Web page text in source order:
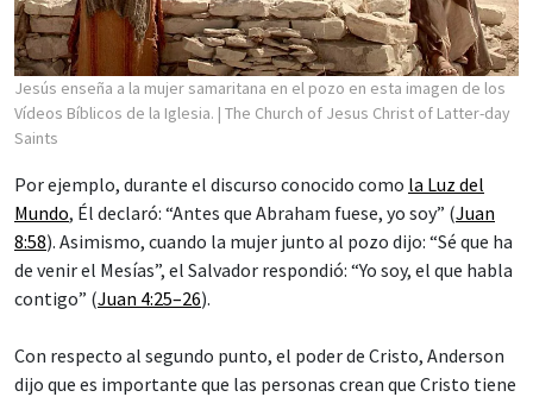
Jesús enseña a la mujer samaritana en el pozo en esta imagen de los
Vídeos Bíblicos de la Iglesia. | The Church of Jesus Christ of Latter-day
Saints
Por ejemplo, durante el discurso conocido como la Luz del
Mundo, Él declaró: “Antes que Abraham fuese, yo soy” (Juan
8:58). Asimismo, cuando la mujer junto al pozo dijo: “Sé que ha
de venir el Mesías”, el Salvador respondió: “Yo soy, el que habla
contigo” (Juan 4:25–26).
Con respecto al segundo punto, el poder de Cristo, Anderson
dijo que es importante que las personas crean que Cristo tiene